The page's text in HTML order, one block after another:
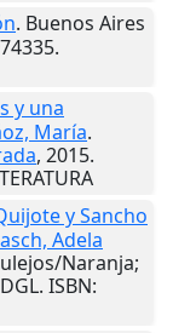
. Buenos Aires
y una
María.
, 2015.
y Sancho
Adela
Naranja;
ISBN: